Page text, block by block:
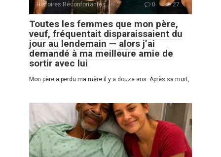
Histoires Réconfortantes 0 27
Toutes les femmes que mon père,
veuf, fréquentait disparaissaient du
jour au lendemain — alors j’ai
demandé à ma meilleure amie de
sortir avec lui
Mon père a perdu ma mère il y a douze ans. Après sa mort,